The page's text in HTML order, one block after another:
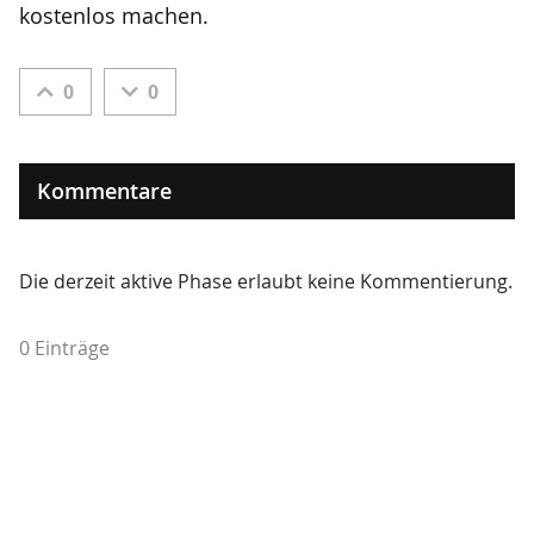
kostenlos machen.
0 0
Kommentare
Die derzeit aktive Phase erlaubt keine Kommentierung.
0 Einträge